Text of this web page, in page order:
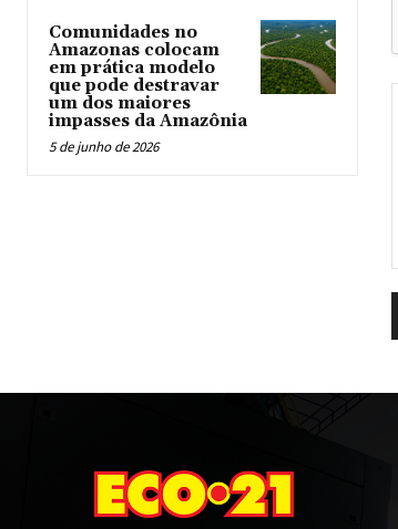
Comunidades no
Amazonas colocam
em prática modelo
que pode destravar
um dos maiores
impasses da Amazônia
5 de junho de 2026